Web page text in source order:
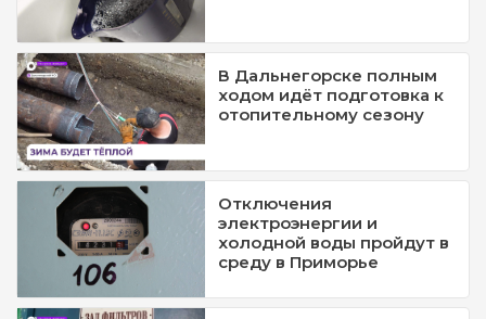
В Дальнегорске полным
ходом идёт подготовка к
отопительному сезону
Отключения
электроэнергии и
холодной воды пройдут в
среду в Приморье